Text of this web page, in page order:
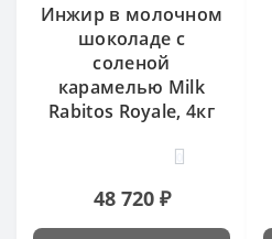
Инжир в молочном
шоколаде с
соленой
карамелью Milk
Rabitos Royale, 4кг
48 720 ₽